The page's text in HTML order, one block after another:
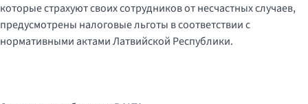
которые страхуют своих сотрудников от несчастных случаев,
предусмотрены налоговые льготы в соответствии с
нормативными актами Латвийской Республики.